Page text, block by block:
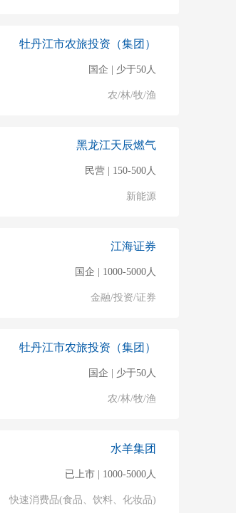
牡丹江市农旅投资（集团）
国企 | 少于50人
农/林/牧/渔
黑龙江天辰燃气
民营 | 150-500人
新能源
江海证券
国企 | 1000-5000人
金融/投资/证券
牡丹江市农旅投资（集团）
国企 | 少于50人
农/林/牧/渔
水羊集团
已上市 | 1000-5000人
快速消费品(食品、饮料、化妆品)